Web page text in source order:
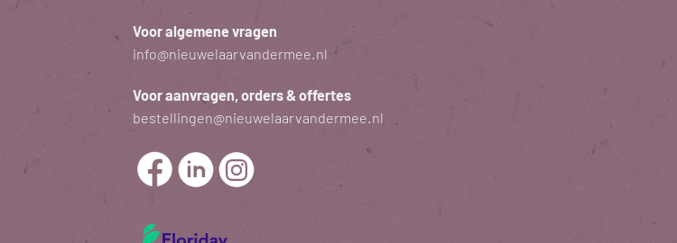
Voor algemene vragen
info@nieuwelaarvandermee.nl
Voor aanvragen, orders & offertes
bestellingen@nieuwelaarvandermee.nl